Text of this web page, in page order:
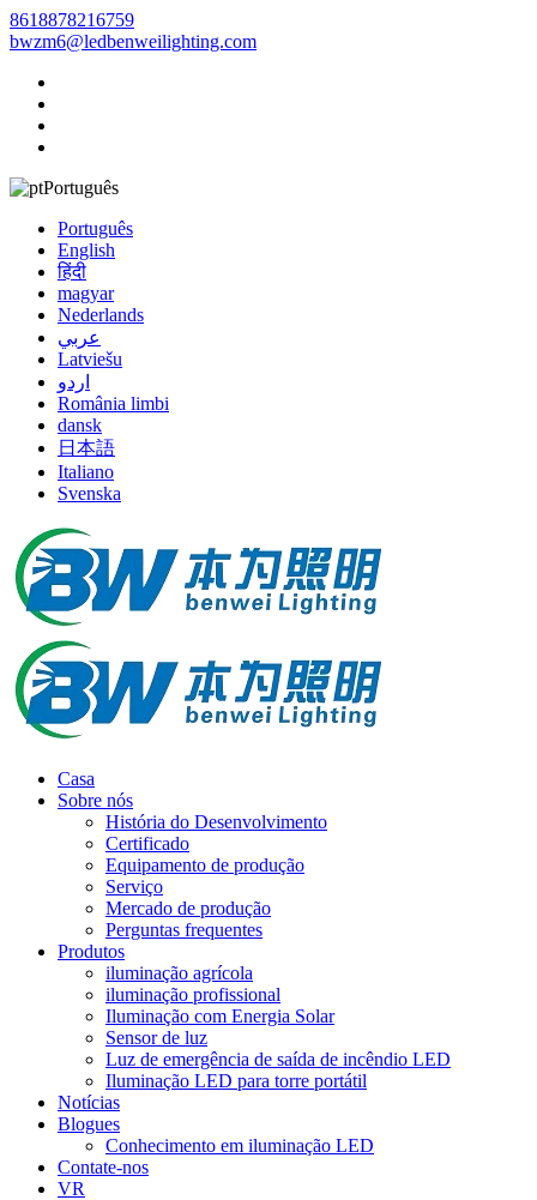
8618878216759
bwzm6@ledbenweilighting.com
Português
Português
English
हिंदी
magyar
Nederlands
عربي
Latviešu
اردو
România limbi
dansk
日本語
Italiano
Svenska
Casa
Sobre nós
História do Desenvolvimento
Certificado
Equipamento de produção
Serviço
Mercado de produção
Perguntas frequentes
Produtos
iluminação agrícola
iluminação profissional
Iluminação com Energia Solar
Sensor de luz
Luz de emergência de saída de incêndio LED
Iluminação LED para torre portátil
Notícias
Blogues
Conhecimento em iluminação LED
Contate-nos
VR